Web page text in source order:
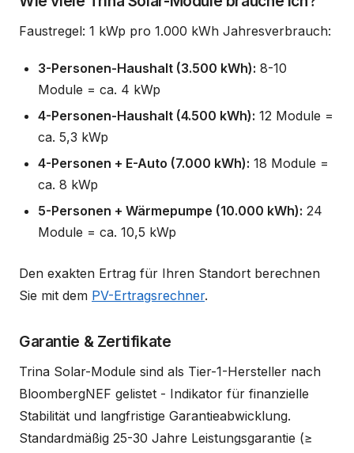
Faustregel: 1 kWp pro 1.000 kWh Jahresverbrauch:
3-Personen-Haushalt (3.500 kWh): 8-10
Module = ca. 4 kWp
4-Personen-Haushalt (4.500 kWh): 12 Module =
ca. 5,3 kWp
4-Personen + E-Auto (7.000 kWh): 18 Module =
ca. 8 kWp
5-Personen + Wärmepumpe (10.000 kWh): 24
Module = ca. 10,5 kWp
Den exakten Ertrag für Ihren Standort berechnen
Sie mit dem PV-Ertragsrechner.
Garantie & Zertifikate
Trina Solar-Module sind als Tier-1-Hersteller nach
BloombergNEF gelistet - Indikator für finanzielle
Stabilität und langfristige Garantieabwicklung.
Standardmäßig 25-30 Jahre Leistungsgarantie (≥